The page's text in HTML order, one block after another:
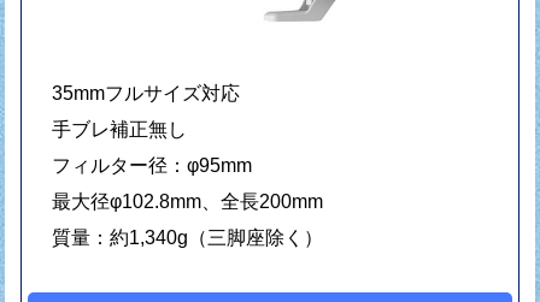
35mmフルサイズ対応
手ブレ補正無し
フィルター径：φ95mm
最大径φ102.8mm、全長200mm
質量：約1,340g（三脚座除く）